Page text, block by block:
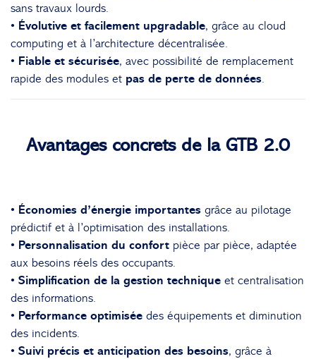
sans travaux lourds.
• Évolutive et facilement upgradable, grâce au cloud
computing et à l’architecture décentralisée.
• Fiable et sécurisée, avec possibilité de remplacement
rapide des modules et pas de perte de données.
Avantages concrets de la GTB 2.0
• Économies d’énergie importantes grâce au pilotage
prédictif et à l’optimisation des installations.
• Personnalisation du confort pièce par pièce, adaptée
aux besoins réels des occupants.
• Simplification de la gestion technique et centralisation
des informations.
• Performance optimisée des équipements et diminution
des incidents.
• Suivi précis et anticipation des besoins, grâce à